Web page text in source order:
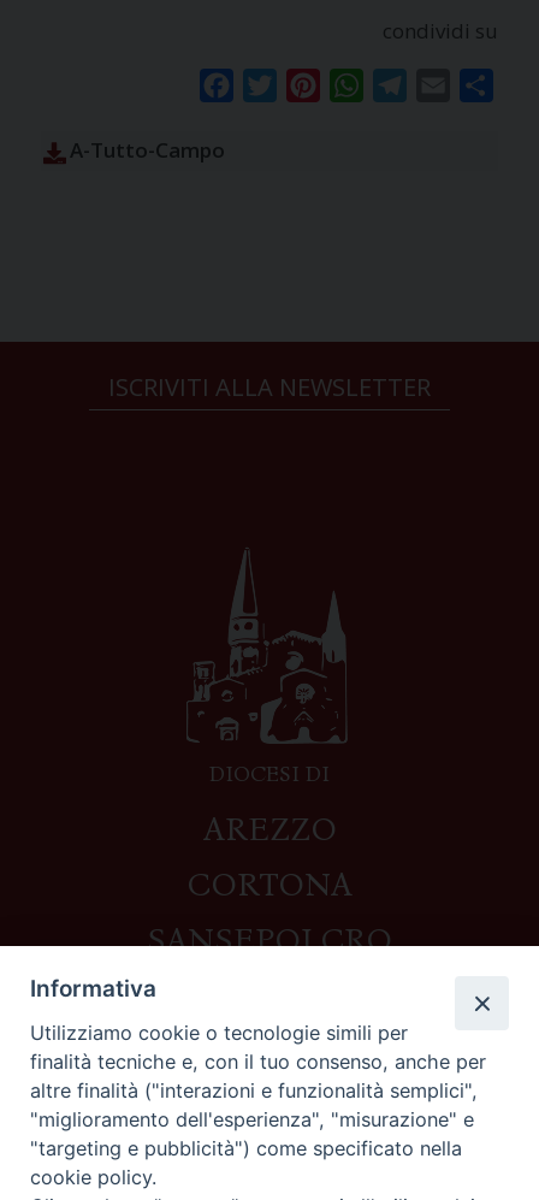
condividi su
FacebookTwitterPinterestWhatsAppTelegram
Email
A-Tutto-Campo
ISCRIVITI ALLA NEWSLETTER
DIOCESI DI
AREZZO
CORTONA
SANSEPOLCRO
Contatti
Piazza del Duomo,1 - 52100 Arezzo
segreteria@diocesi.arezzo.it
Informativa privacy
Informativa
Utilizziamo cookie o tecnologie simili per
finalità tecniche e, con il tuo consenso, anche per
altre finalità ("interazioni e funzionalità semplici",
"miglioramento dell'esperienza", "misurazione" e
"targeting e pubblicità") come specificato nella
cookie policy.